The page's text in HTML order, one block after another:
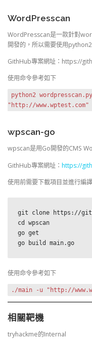
WordPresscan
WordPresscan是一款針對
開發的，所以需要使用
GithHub專案網址：https://
使用命令參考如下
python2
"http://
wpscan-go
wpscan是用Go開發的CMS
GithHub專案網址： https://
使用前需要下載項目並進行編譯
git clone https://
cd wpscan
go get
go build main.go
使用命令參考如下
./main -u "http://
相關靶機
tryhackme的Internal